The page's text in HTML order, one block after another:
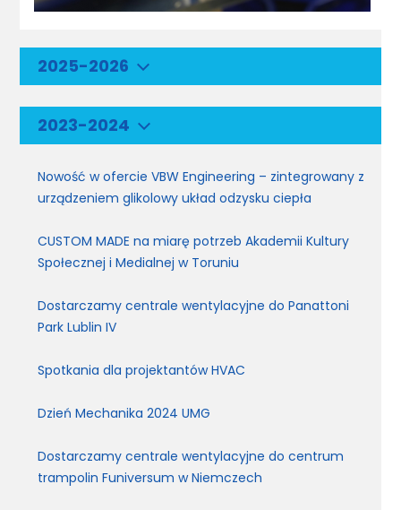
2025-2026
2023-2024
Nowość w ofercie VBW Engineering – zintegrowany z
urządzeniem glikolowy układ odzysku ciepła
CUSTOM MADE na miarę potrzeb Akademii Kultury
Społecznej i Medialnej w Toruniu
Dostarczamy centrale wentylacyjne do Panattoni
Park Lublin IV
Spotkania dla projektantów HVAC
Dzień Mechanika 2024 UMG
Dostarczamy centrale wentylacyjne do centrum
trampolin Funiversum w Niemczech